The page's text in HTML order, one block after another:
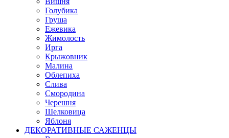
Голубика
Груша
Ежевика
Жимолость
Ирга
Крыжовник
Малина
Облепиха
Слива
Смородина
Черешня
Шелковица
Яблоня
ДЕКОРАТИВНЫЕ САЖЕНЦЫ